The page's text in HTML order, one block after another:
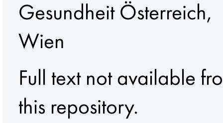
Gesundheit Österreich,
Wien
Full text not available
this repository.